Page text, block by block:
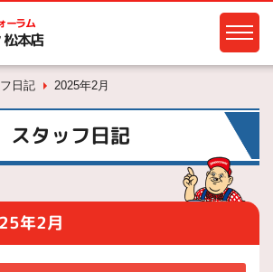
ーラム
松本店
日記 2025年2月
スタッフ日記
年2月